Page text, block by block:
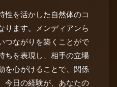
性を活かした自然体のコ
ります。メンディアンら
つながりを築くことがで
ちを表現し、相手の立場
を心がけることで、関係
今日の経験が、あなたの